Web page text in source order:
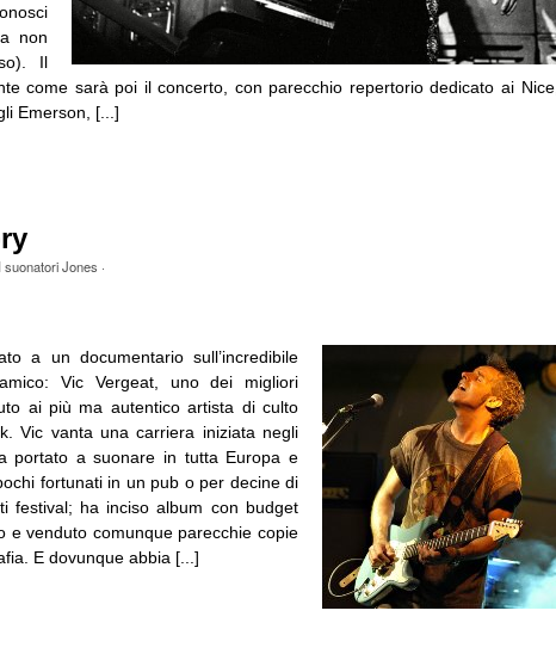
non
Il
come sarà poi il concerto, con parecchio repertorio dedicato ai Nice,
Emerson, [...]
I suonatori Jones ·
a un documentario sull’incredibile
Vic Vergeat, uno dei migliori
ai più ma autentico artista di culto
Vic vanta una carriera iniziata negli
portato a suonare in tutta Europa e
fortunati in un pub o per decine di
festival; ha inciso album con budget
e venduto comunque parecchie copie
E dovunque abbia [...]